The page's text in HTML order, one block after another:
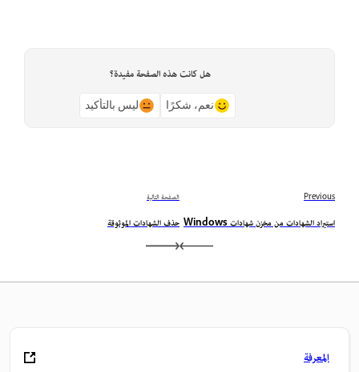
هل كانت هذه الصفحة مفيدة؟
نعم، شكرًا ليس بالتأكيد
Previous
استيراد الشهادات من مخزن شهادات Windows
الصفحة التالية
حذف الشهادات الموثوقة
المعرفة